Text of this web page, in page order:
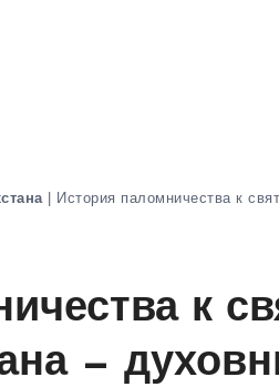
| История паломничества к
к
—